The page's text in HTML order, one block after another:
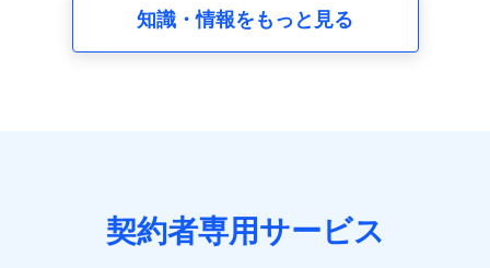
8.取引先個人情報
取引先としての選定業務、営業情報の提供業務、契約締結手
10.受託業務の 個人情報
知識・情報をもっと見る
契約者専用サービス